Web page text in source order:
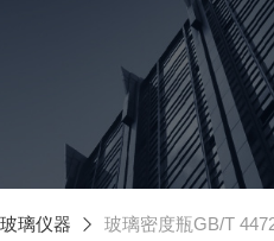
璃仪器 玻璃密度瓶GB/T